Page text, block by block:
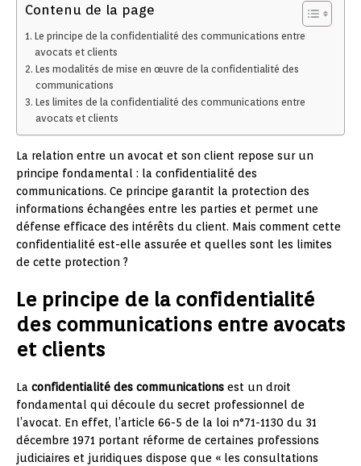
Contenu de la page
Le principe de la confidentialité des communications entre
avocats et clients
Les modalités de mise en œuvre de la confidentialité des
communications
Les limites de la confidentialité des communications entre
avocats et clients
La relation entre un avocat et son client repose sur un
principe fondamental : la confidentialité des
communications. Ce principe garantit la protection des
informations échangées entre les parties et permet une
défense efficace des intérêts du client. Mais comment cette
confidentialité est-elle assurée et quelles sont les limites
de cette protection ?
Le principe de la confidentialité
des communications entre avocats
et clients
La confidentialité des communications est un droit
fondamental qui découle du secret professionnel de
l’avocat. En effet, l’article 66-5 de la loi n°71-1130 du 31
décembre 1971 portant réforme de certaines professions
judiciaires et juridiques dispose que « les consultations